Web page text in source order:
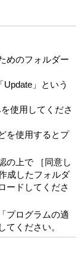
めのフォルダー
」という
使用してくださ
を使用するとプ
の上で ［同意し
成したフォルダ
ードしてくださ
プログラムの適
てください。